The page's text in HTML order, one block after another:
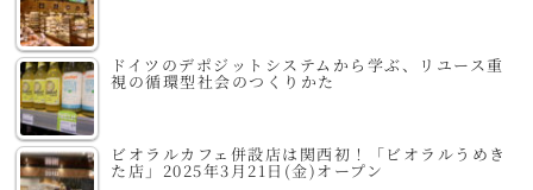
ドイツのデポジットシステムから学ぶ、リユース重
視の循環型社会のつくりかた
ビオラルカフェ併設店は関西初！「ビオラルうめき
た店」2025年3月21日(金)オープン